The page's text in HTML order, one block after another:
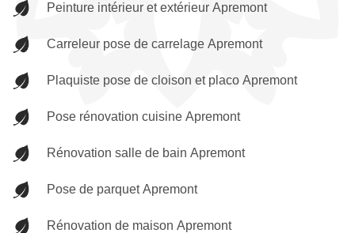
Peinture intérieur et extérieur Apremont
Carreleur pose de carrelage Apremont
Plaquiste pose de cloison et placo Apremont
Pose rénovation cuisine Apremont
Rénovation salle de bain Apremont
Pose de parquet Apremont
Rénovation de maison Apremont